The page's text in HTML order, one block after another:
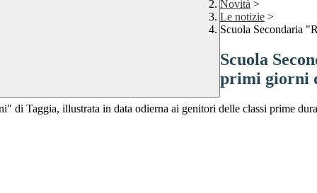
Novità >
Le notizie >
Scuola Secondaria
Scuola
primi giorni
di Taggia, illustrata in data odierna ai genitori delle classi prime